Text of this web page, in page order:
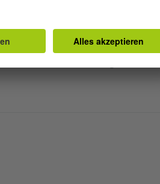
Sie Ihren
direkt vor Ort. Einzige